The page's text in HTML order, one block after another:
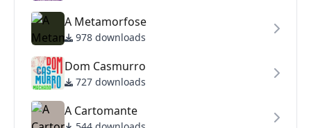
A Metamorfose
978 downloads
Dom Casmurro
727 downloads
A Cartomante